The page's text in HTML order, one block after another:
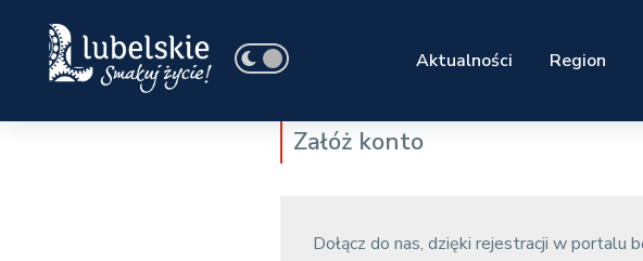
Aktualności Region
Załóż konto
Dołącz do nas, dzięki rejestracji w